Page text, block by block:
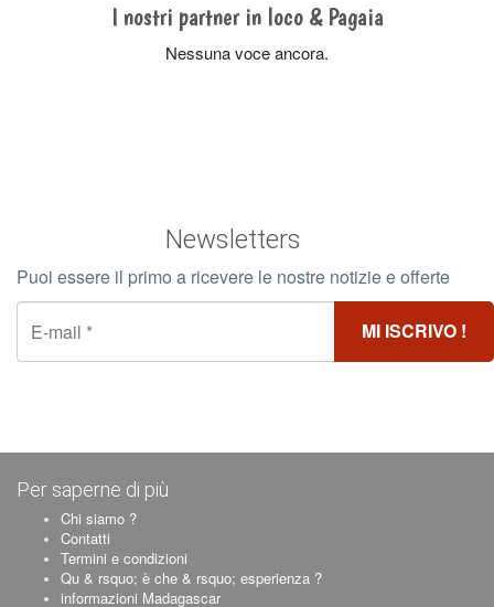
I nostri partner in loco & Pagaia
Nessuna voce ancora.
Newsletters
Puoi essere il primo a ricevere le nostre notizie e offerte
Per saperne di più
Chi siamo ?
Contatti
Termini e condizioni
Qu & rsquo; è che & rsquo; esperienza ?
informazioni Madagascar